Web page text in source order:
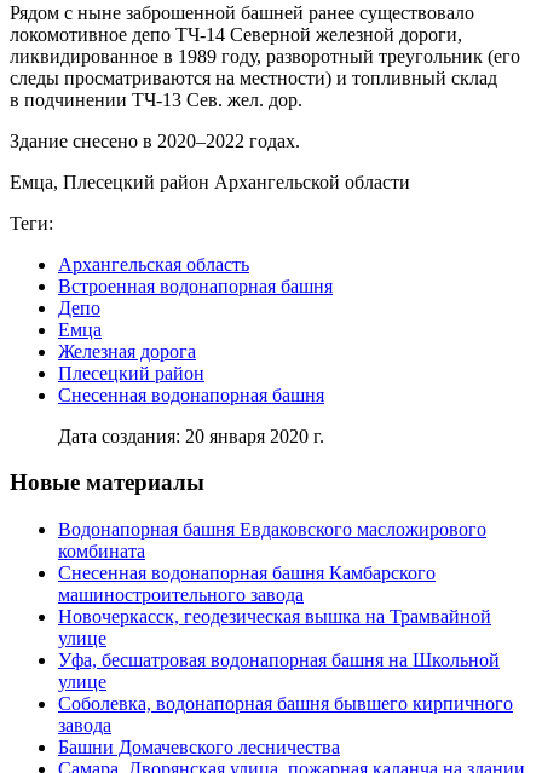
Рядом с ныне заброшенной башней ранее существовало
локомотивное депо ТЧ-14 Северной железной дороги,
ликвидированное в 1989 году, разворотный треугольник (его
следы просматриваются на местности) и топливный склад
в подчинении ТЧ-13 Сев. жел. дор.
Здание снесено в 2020–2022 годах.
Емца, Плесецкий район Архангельской области
Теги:
Архангельская область
Встроенная водонапорная башня
Депо
Емца
Железная дорога
Плесецкий район
Снесенная водонапорная башня
Дата создания: 20 января 2020 г.
Новые материалы
Водонапорная башня Евдаковского масложирового
комбината
Снесенная водонапорная башня Камбарского
машиностроительного завода
Новочеркасск, геодезическая вышка на Трамвайной
улице
Уфа, бесшатровая водонапорная башня на Школьной
улице
Соболевка, водонапорная башня бывшего кирпичного
завода
Башни Домачевского лесничества